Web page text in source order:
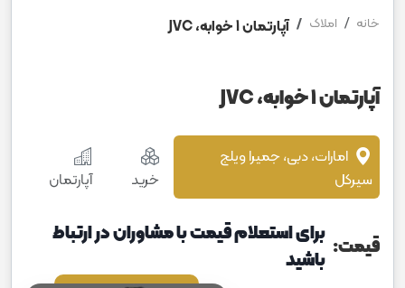
خانه املاک آپارتمان 1 خوابه، JVC
آپارتمان 1 خوابه، JVC
امارات، دبی، جمیرا ویلج
سیرکل
خرید آپارتمان
قیمت: برای استعلام قیمت با مشاوران در ارتباط
باشید